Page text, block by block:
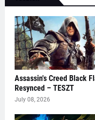
Assassin's Creed Black
Resynced – TESZT
July 08, 2026